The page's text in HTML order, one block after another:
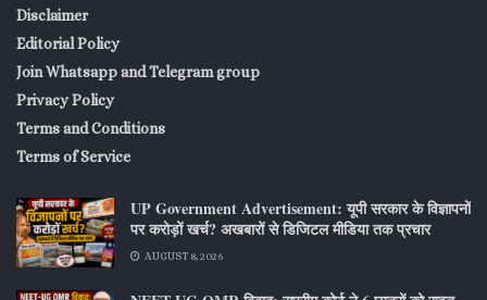
Disclaimer
Editorial Policy
Join Whatsapp and Telegram group
Privacy Policy
Terms and Conditions
Terms of Service
UP Government Advertisement: यूपी सरकार के विज्ञापनों
पर करोड़ों खर्च? अखबारों से डिजिटल मीडिया तक प्रचार
AUGUST 8, 2026